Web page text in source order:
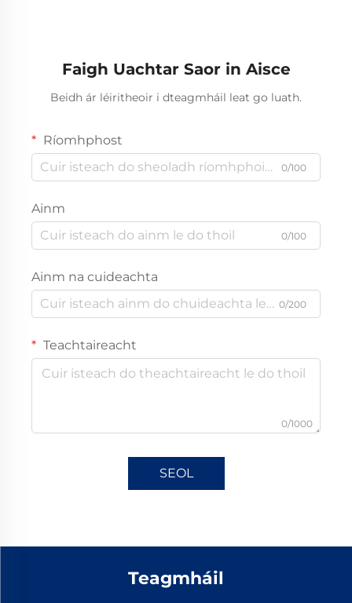
Faigh Uachtar Saor in Aisce
Beidh ár léiritheoir i dteagmháil leat go luath.
Ríomhphost
0/100
Ainm
0/100
Ainm na cuideachta
0/200
Teachtaireacht
0/1000
SEOL
Teagmháil